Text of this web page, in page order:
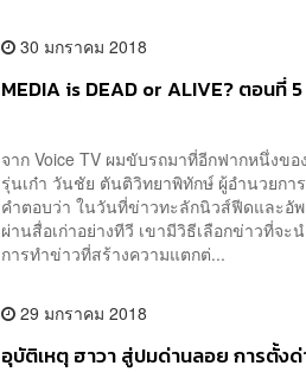
30 มกราคม 2018
MEDIA is DEAD or ALIVE? ตอนที่
จาก Voice TV ผมขับรถมาที่อีกฟากหนึ่งข
รุ่นเก๋า วันชัย ตันติวิทยาพิทักษ์ ผู้อำนวยกา
คำตอบว่า ในวันที่ข่าวทะลักนิวส์ฟีดและอั
ผ่านสื่อเก่าอย่างทีวี เขามีวิธีเลือกข่าวที่จะ
การทำข่าวที่สร้างความแตกต่...
29 มกราคม 2018
อุบัติเหตุ ฮาวา สู่ปมด่านลอย การตั้ง